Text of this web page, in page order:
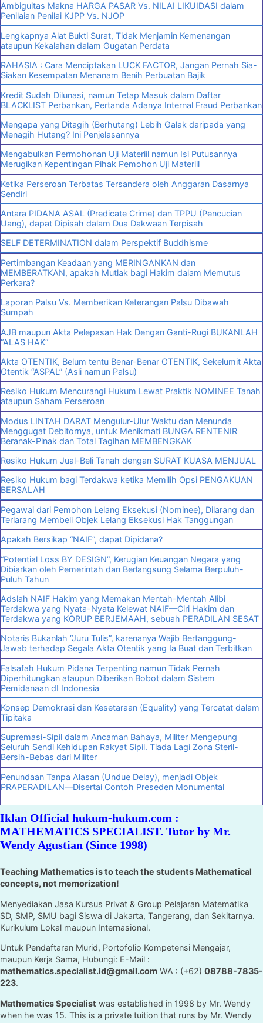
Ambiguitas Makna HARGA PASAR Vs. NILAI LIKUIDASI dalam
Penilaian Penilai KJPP Vs. NJOP
Lengkapnya Alat Bukti Surat, Tidak Menjamin Kemenangan
ataupun Kekalahan dalam Gugatan Perdata
RAHASIA : Cara Menciptakan LUCK FACTOR, Jangan Pernah Sia-
Siakan Kesempatan Menanam Benih Perbuatan Bajik
Kredit Sudah Dilunasi, namun Tetap Masuk dalam Daftar
BLACKLIST Perbankan, Pertanda Adanya Internal Fraud Perbankan
Mengapa yang Ditagih (Berhutang) Lebih Galak daripada yang
Menagih Hutang? Ini Penjelasannya
Mengabulkan Permohonan Uji Materiil namun Isi Putusannya
Merugikan Kepentingan Pihak Pemohon Uji Materiil
Ketika Perseroan Terbatas Tersandera oleh Anggaran Dasarnya
Sendiri
Antara PIDANA ASAL (Predicate Crime) dan TPPU (Pencucian
Uang), dapat Dipisah dalam Dua Dakwaan Terpisah
SELF DETERMINATION dalam Perspektif Buddhisme
Pertimbangan Keadaan yang MERINGANKAN dan
MEMBERATKAN, apakah Mutlak bagi Hakim dalam Memutus
Perkara?
Laporan Palsu Vs. Memberikan Keterangan Palsu Dibawah
Sumpah
AJB maupun Akta Pelepasan Hak Dengan Ganti-Rugi BUKANLAH
“ALAS HAK”
Akta OTENTIK, Belum tentu Benar-Benar OTENTIK, Sekelumit Akta
Otentik “ASPAL” (Asli namun Palsu)
Resiko Hukum Mencurangi Hukum Lewat Praktik NOMINEE Tanah
ataupun Saham Perseroan
Modus LINTAH DARAT Mengulur-Ulur Waktu dan Menunda
Menggugat Debitornya, untuk Menikmati BUNGA RENTENIR
Beranak-Pinak dan Total Tagihan MEMBENGKAK
Resiko Hukum Jual-Beli Tanah dengan SURAT KUASA MENJUAL
Resiko Hukum bagi Terdakwa ketika Memilih Opsi PENGAKUAN
BERSALAH
Pegawai dari Pemohon Lelang Eksekusi (Nominee), Dilarang dan
Terlarang Membeli Objek Lelang Eksekusi Hak Tanggungan
Apakah Bersikap “NAIF”, dapat Dipidana?
“Potential Loss BY DESIGN”, Kerugian Keuangan Negara yang
Dibiarkan oleh Pemerintah dan Berlangsung Selama Berpuluh-
Puluh Tahun
Adslah NAIF Hakim yang Memakan Mentah-Mentah Alibi
Terdakwa yang Nyata-Nyata Kelewat NAIF—Ciri Hakim dan
Terdakwa yang KORUP BERJEMAAH, sebuah PERADILAN SESAT
Notaris Bukanlah “Juru Tulis”, karenanya Wajib Bertanggung-
Jawab terhadap Segala Akta Otentik yang Ia Buat dan Terbitkan
Falsafah Hukum Pidana Terpenting namun Tidak Pernah
Diperhitungkan ataupun Diberikan Bobot dalam Sistem
Pemidanaan dI Indonesia
Konsep Demokrasi dan Kesetaraan (Equality) yang Tercatat dalam
Tipitaka
Supremasi-Sipil dalam Ancaman Bahaya, Militer Mengepung
Seluruh Sendi Kehidupan Rakyat Sipil. Tiada Lagi Zona Steril-
Bersih-Bebas dari Militer
Penundaan Tanpa Alasan (Undue Delay), menjadi Objek
PRAPERADILAN—Disertai Contoh Preseden Monumental
Iklan Official hukum-hukum.com :
MATHEMATICS SPECIALIST. Tutor by Mr.
Wendy Agustian (Since 1998)
Teaching Mathematics is to teach the students Mathematical
concepts, not memorization!
Menyediakan Jasa Kursus Privat & Group Pelajaran Matematika
SD, SMP, SMU bagi Siswa di Jakarta, Tangerang, dan Sekitarnya.
Kurikulum Lokal maupun Internasional.
Untuk Pendaftaran Murid, Portofolio Kompetensi Mengajar,
maupun Kerja Sama, Hubungi: E-Mail :
mathematics.specialist.id@gmail.com WA : (+62) 08788-7835-
223.
Mathematics Specialist was established in 1998 by Mr. Wendy
when he was 15. This is a private tuition that runs by Mr. Wendy